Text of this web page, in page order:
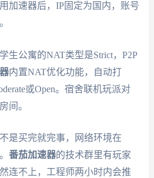
加速器后，IP固定为国内，账号
生公寓的NAT类型是Strict，P2P
内置NAT优化功能，自动打
或Open。宿舍联机玩派对
间。
是买完就完事，网络环境在
番茄加速器的技术群里有玩家
连不上，工程师两小时内会推